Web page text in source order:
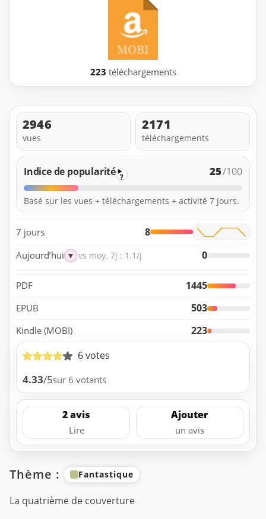
223 téléchargements
2946
vues
2171
téléchargements
Indice de popularité ? 25/100
Basé sur les vues + téléchargements + activité 7 jours.
7 jours 8
Aujourd’hui ▼ vs moy. 7j : 1.1/j 0
PDF 1445
EPUB 503
Kindle (MOBI)
223
6 votes
4.33/5sur 6 votants
2 avis
Lire
Ajouter
un avis
Thème : Fantastique
La quatrième de couverture